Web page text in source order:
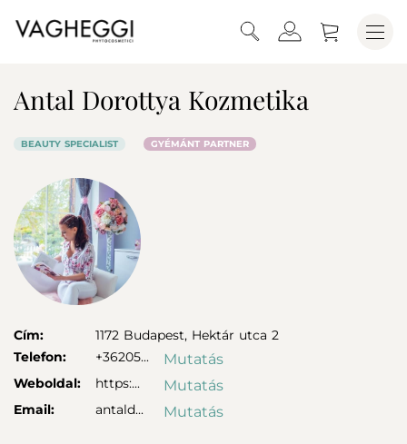
Antal Dorottya Kozmetika
BEAUTY SPECIALIST GYÉMÁNT PARTNER
Cím: 1172 Budapest, Hektár utca 2
Telefon:
+36205... Mutatás
Weboldal: https:... Mutatás
Email: antald... Mutatás